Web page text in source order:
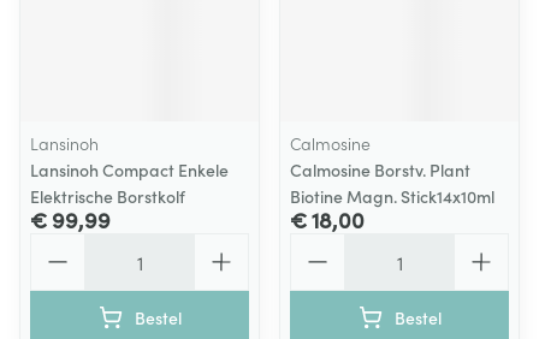
Lansinoh
Lansinoh Compact Enkele
Elektrische Borstkolf
€ 99,99
Bestel
Calmosine
Calmosine Borstv. Plant
Biotine Magn. Stick14x10ml
€ 18,00
Bestel